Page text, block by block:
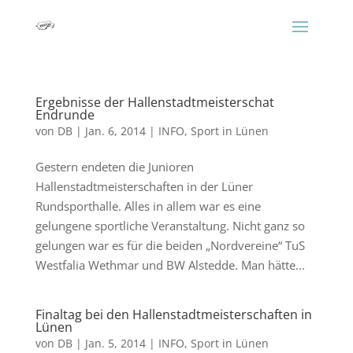
Ergebnisse der Hallenstadtmeisterschat
Endrunde
von DB| Jan. 6, 2014| INFO, Sport in Lünen
Gestern endeten die Junioren
Hallenstadtmeisterschaften in der Lüner
Rundsporthalle. Alles in allem war es eine
gelungene sportliche Veranstaltung. Nicht ganz so
gelungen war es für die beiden „Nordvereine“ TuS
Westfalia Wethmar und BW Alstedde. Man hätte...
Finaltag bei den Hallenstadtmeisterschaften in
Lünen
von DB| Jan. 5, 2014| INFO, Sport in Lünen